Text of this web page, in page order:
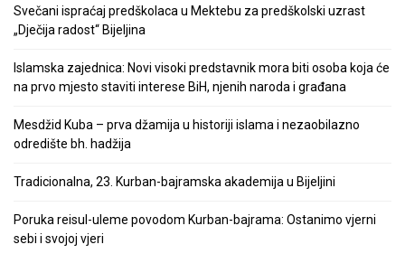
Svečani ispraćaj predškolaca u Mektebu za predškolski uzrast
„Dječija radost“ Bijeljina
Islamska zajednica: Novi visoki predstavnik mora biti osoba koja će
na prvo mjesto staviti interese BiH, njenih naroda i građana
Mesdžid Kuba – prva džamija u historiji islama i nezaobilazno
odredište bh. hadžija
Tradicionalna, 23. Kurban-bajramska akademija u Bijeljini
Poruka reisul-uleme povodom Kurban-bajrama: Ostanimo vjerni
sebi i svojoj vjeri